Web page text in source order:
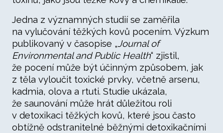
Jedna z významných studií se zaměřila
na vylučování těžkých kovů pocením. Výzkum
publikovaný v časopise „Journal of
Environmental and Public Health“ zjistil,
že pocení může být účinným způsobem, jak
z těla vyloučit toxické prvky, včetně arsenu,
kadmia, olova a rtuti. Studie ukázala,
že saunování může hrát důležitou roli
v detoxikaci těžkých kovů, které jsou často
obtížně odstranitelné běžnými detoxikačními